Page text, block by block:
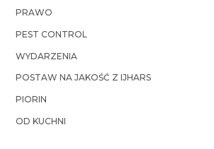
PRAWO
PEST CONTROL
WYDARZENIA
POSTAW NA JAKOŚĆ Z IJHARS
PIORIN
OD KUCHNI